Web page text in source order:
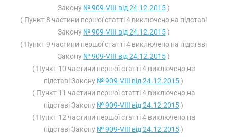
Закону № 909-VIII від 24.12.2015)
( Пункт 8 частини першої статті 4 виключено на підставі
Закону № 909-VIII від 24.12.2015)
( Пункт 9 частини першої статті 4 виключено на підставі
Закону № 909-VIII від 24.12.2015)
( Пункт 10 частини першої статті 4 виключено на
підставі Закону № 909-VIII від 24.12.2015)
( Пункт 11 частини першої статті 4 виключено на
підставі Закону № 909-VIII від 24.12.2015)
( Пункт 12 частини першої статті 4 виключено на
підставі Закону № 909-VIII від 24.12.2015)